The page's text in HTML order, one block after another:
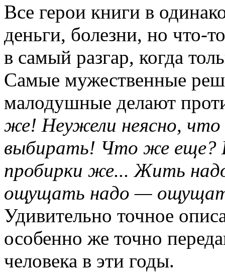
Все герои книги в
деньги, болезни, но что-
в самый разгар, когда
Самые мужественные
малодушные делают
же! Неужели неясно,
выбирать! Что же еще?
пробирки же... Жить
ощущать надо —
Удивительно точное
особенно же точно
человека в эти годы.